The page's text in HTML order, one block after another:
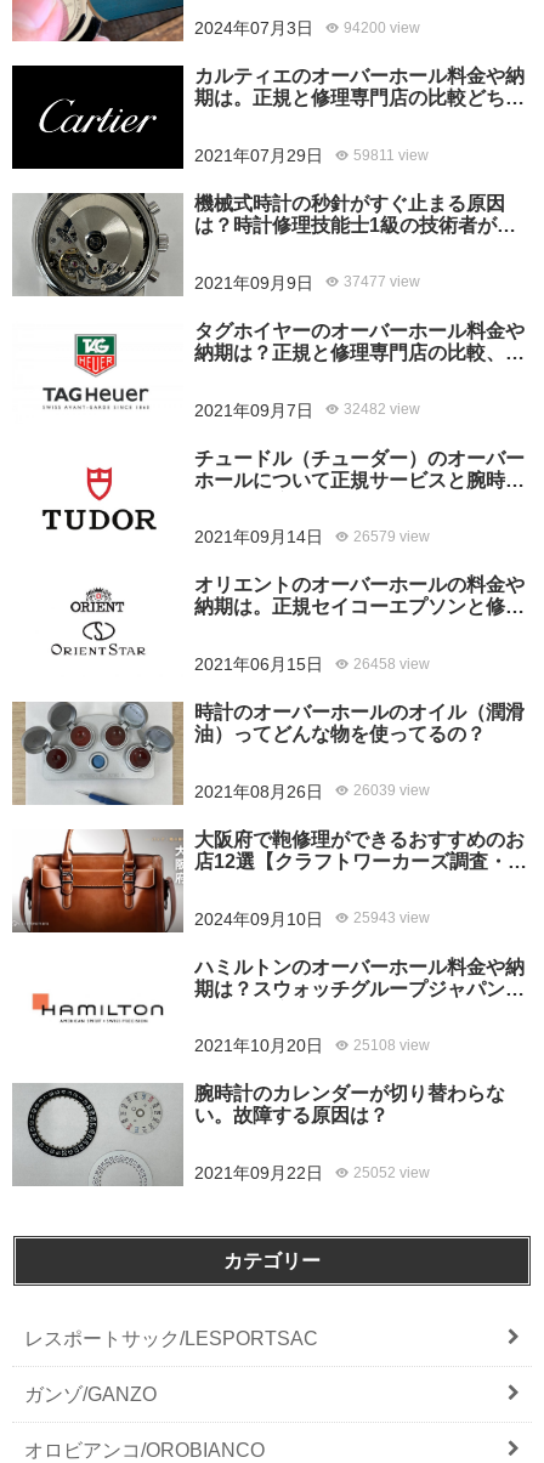
2024年07月3日 94200 view
カルティエのオーバーホール料金や納
期は。正規と修理専門店の比較どちら
2021年07月29日 59811 view
機械式時計の秒針がすぐ止まる原因
は？時計修理技能士1級の技術者がお
2021年09月9日 37477 view
タグホイヤーのオーバーホール料金や
納期は？正規と修理専門店の比較、ど
2021年09月7日 32482 view
チュードル（チューダー）のオーバー
ホールについて正規サービスと腕時計
2021年09月14日 26579 view
オリエントのオーバーホールの料金や
納期は。正規セイコーエプソンと修理
2021年06月15日 26458 view
時計のオーバーホールのオイル（潤滑
油）ってどんな物を使ってるの？
2021年08月26日 26039 view
大阪府で鞄修理ができるおすすめのお
店12選【クラフトワーカーズ調査・
2024年09月10日 25943 view
ハミルトンのオーバーホール料金や納
期は？スウォッチグループジャパンと
2021年10月20日 25108 view
腕時計のカレンダーが切り替わらな
い。故障する原因は？
2021年09月22日 25052 view
カテゴリー
レスポートサック/LESPORTSAC
ガンゾ/GANZO
オロビアンコ/OROBIANCO